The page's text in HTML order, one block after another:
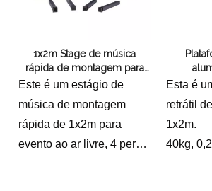
1x2m Stage de música
rápida de montagem para
evento ao ar livre
Este é um estágio de
música de montagem
rápida de 1x2m para
evento ao ar livre, 4 perna
Esta é
retrátil
1x2m.
40kg,